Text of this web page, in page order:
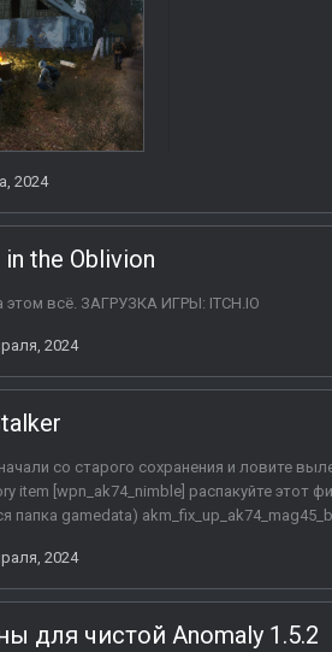
2024
the Oblivion
этом всё. ЗАГРУЗКА ИГРЫ: ITCH.IO
2024
со старого сохранения и ловите
item [wpn_ak74_nimble] распакуйте этот
папка gamedata)
2024
для чистой Anomaly 1.5.2